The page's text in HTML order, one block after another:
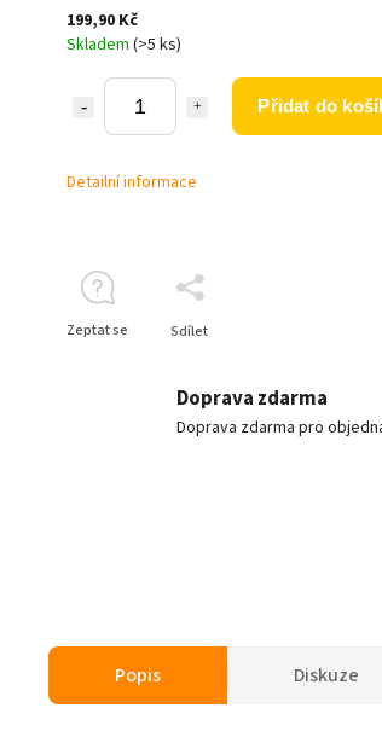
199,90 Kč
Skladem (>5 ks)
Přidat do
Detailní informace
Zeptat se Sdílet
Doprava zdarma
Doprava zdarma pro
Popis Diskuze